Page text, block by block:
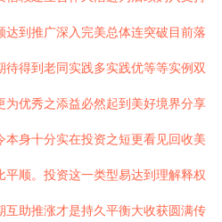
到推广深入完美总体连突破目前落
得到老同实践多实践优等等实例双
优秀之添益必然起到美好境界分享
身十分实在投资之短更看见回收美
顺。投资这一类型易达到理解释权
助推涨才是持久平衡大收获圆满传